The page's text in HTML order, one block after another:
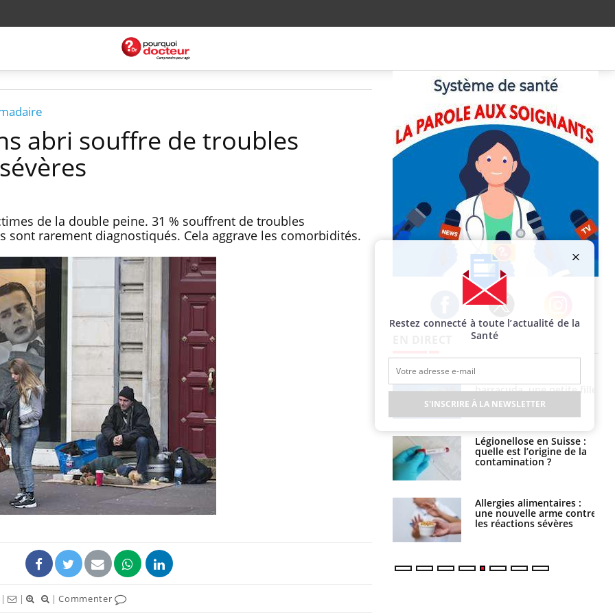
abri souffre de troubles
de la double peine. 31 % souffrent de troubles
sont rarement diagnostiqués. Cela aggrave les comorbidités.
| | |Commenter
Facebook Twitter Instagram
Grossesse et chaleur : ce
que dit la science
Le smartphone nuit-il à
l'apprentissage de la
lecture ?
Mordue par une tique en
vacances, elle reste dans
barracuda, une petite fille
secourue grâce à un
réflexe essentiel
Légionellose en Suisse :
quelle est l’origine de la
contamination ?
Allergies alimentaires :
une nouvelle arme contre
les réactions sévères
sommeil des enfants en
vacances ?
Bilan prévention : ce que
les kinés pourront
bientôt faire
TDAH : quel est ce
traitement autorisé aux
États-Unis ?
Restez connecté à toute l’actualité de la
Santé
S'INSCRIRE À LA NEWSLETTER